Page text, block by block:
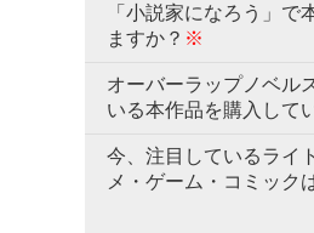
「小説家になろう」で
ますか？ ※
オーバーラップノベル
いる本作品を購入して
今、注目しているライ
メ・ゲーム・コミック